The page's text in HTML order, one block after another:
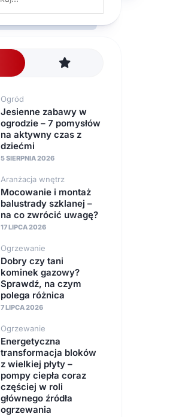
Instalacje
Ogród
Jesienne zabawy w
ogrodzie – 7 pomysłów
na aktywny czas z
dziećmi
5 SIERPNIA 2026
Aranżacja wnętrz
Mocowanie i montaż
balustrady szklanej –
na co zwrócić uwagę?
17 LIPCA 2026
Ogrzewanie
Dobry czy tani
kominek gazowy?
Sprawdź, na czym
polega różnica
7 LIPCA 2026
Ogrzewanie
Energetyczna
transformacja bloków
z wielkiej płyty –
pompy ciepła coraz
częściej w roli
głównego źródła
ogrzewania